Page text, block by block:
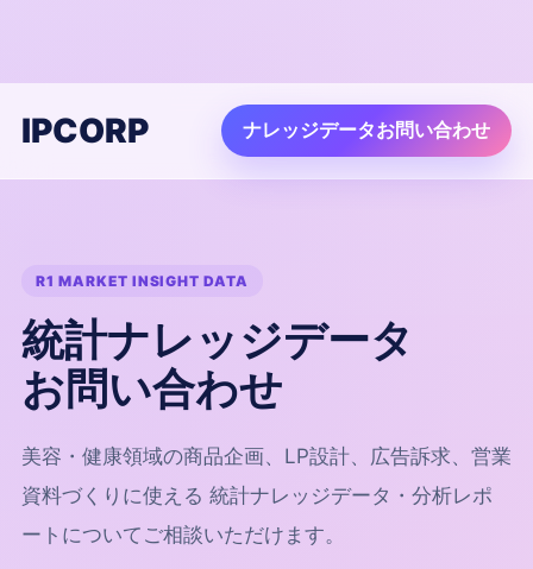
IPCORP ナレッジデータお問い合わせ
R1 MARKET INSIGHT DATA
統計ナレッジデータ
お問い合わせ
美容・健康領域の商品企画、LP設計、広告訴求、営業
資料づくりに使える 統計ナレッジデータ・分析レポ
ートについてご相談いただけます。